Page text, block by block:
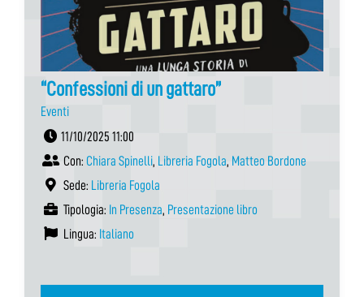
“Confessioni di un gattaro”
Eventi
11/10/2025 11:00
Con: Chiara Spinelli, Libreria Fogola, Matteo Bordone
Sede: Libreria Fogola
Tipologia: In Presenza, Presentazione libro
Lingua: Italiano